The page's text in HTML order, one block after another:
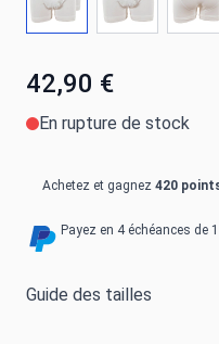
42,90 €
En rupture de stock
Achetez et gagnez 420
Payez en 4 échéances de
Guide des tailles